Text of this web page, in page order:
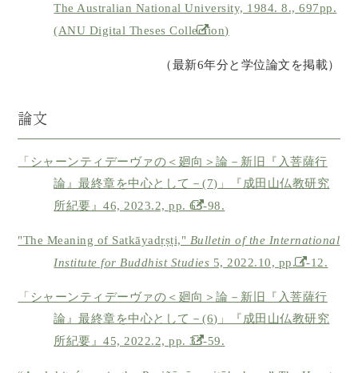
The Australian National University, 1984. 8., 697pp.
(ANU Digital Theses Collection)
（最新6年分と学位論文を掲載）
論文
「シャーンティデーヴァの＜廻向＞論－新旧『入菩薩行
論』最終章を中心として－(7)」『成田山仏教研究
所紀要』46, 2023.2, pp. 63-98.
"The Meaning of Satkāyadṛṣṭi," Bulletin of the International
Institute for Buddhist Studies 5, 2022.10, pp. 1-12.
「シャーンティデーヴァの＜廻向＞論－新旧『入菩薩行
論』最終章を中心として－(6)」『成田山仏教研究
所紀要』45, 2022.2, pp. 33-59.